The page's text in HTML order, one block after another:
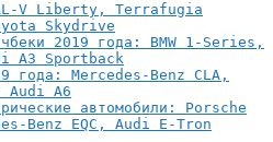
V Liberty, Terrafugia
Skydrive
2019 года: BMW 1-Series,
A3 Sportback
года: Mercedes-Benz CLA,
A6
автомобили: Porsche
Benz EQC, Audi E-Tron